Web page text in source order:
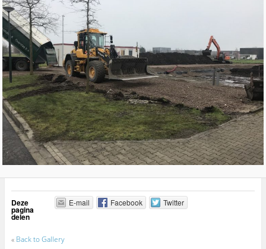
Deze
pagina
delen
E-mail Facebook Twitter
« Back to Gallery